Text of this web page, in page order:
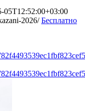
05T12:52:00+03:00
2026/ Бесплатно